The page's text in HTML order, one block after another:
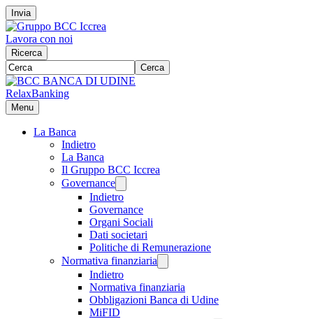
Invia
Lavora con noi
Ricerca
Cerca
RelaxBanking
Menu
La Banca
Indietro
La Banca
Il Gruppo BCC Iccrea
Governance
Indietro
Governance
Organi Sociali
Dati societari
Politiche di Remunerazione
Normativa finanziaria
Indietro
Normativa finanziaria
Obbligazioni Banca di Udine
MiFID